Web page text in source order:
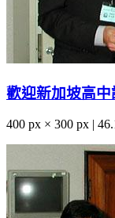
歡迎新加坡高
400 px × 300 px |